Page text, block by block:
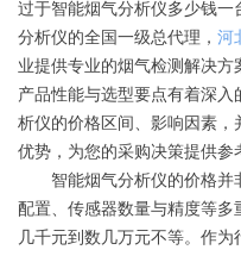
过于智能烟气分析仪多少钱一
分析仪的全国一级总代理， 河
业提供专业的烟气检测解决方
产品性能与选型要点有着深
析仪的价格区间、影响因素
优势，为您的采购决策提供参
智能烟气分析仪的价格并
配置、传感器数量与精度等
几千元到数几万元不等。作